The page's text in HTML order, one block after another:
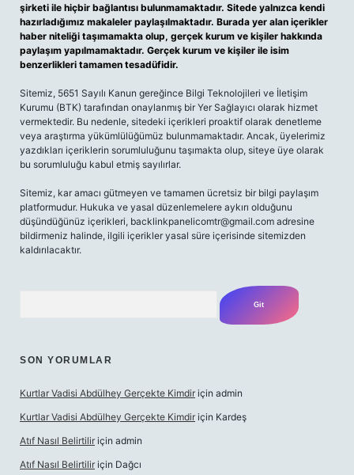
şirketi ile hiçbir bağlantısı bulunmamaktadır. Sitede yalnızca kendi
hazırladığımız makaleler paylaşılmaktadır. Burada yer alan içerikler
haber niteliği taşımamakta olup, gerçek kurum ve kişiler hakkında
paylaşım yapılmamaktadır. Gerçek kurum ve kişiler ile isim
benzerlikleri tamamen tesadüfidir.
Sitemiz, 5651 Sayılı Kanun gereğince Bilgi Teknolojileri ve İletişim
Kurumu (BTK) tarafından onaylanmış bir Yer Sağlayıcı olarak hizmet
vermektedir. Bu nedenle, sitedeki içerikleri proaktif olarak denetleme
veya araştırma yükümlülüğümüz bulunmamaktadır. Ancak, üyelerimiz
yazdıkları içeriklerin sorumluluğunu taşımakta olup, siteye üye olarak
bu sorumluluğu kabul etmiş sayılırlar.
Sitemiz, kar amacı gütmeyen ve tamamen ücretsiz bir bilgi paylaşım
platformudur. Hukuka ve yasal düzenlemelere aykırı olduğunu
düşündüğünüz içerikleri, backlinkpanelicomtr@gmail.com adresine
bildirmeniz halinde, ilgili içerikler yasal süre içerisinde sitemizden
kaldırılacaktır.
SON YORUMLAR
Kurtlar Vadisi Abdülhey Gerçekte Kimdir için admin
Kurtlar Vadisi Abdülhey Gerçekte Kimdir için Kardeş
Atıf Nasıl Belirtilir için admin
Atıf Nasıl Belirtilir için Dağcı